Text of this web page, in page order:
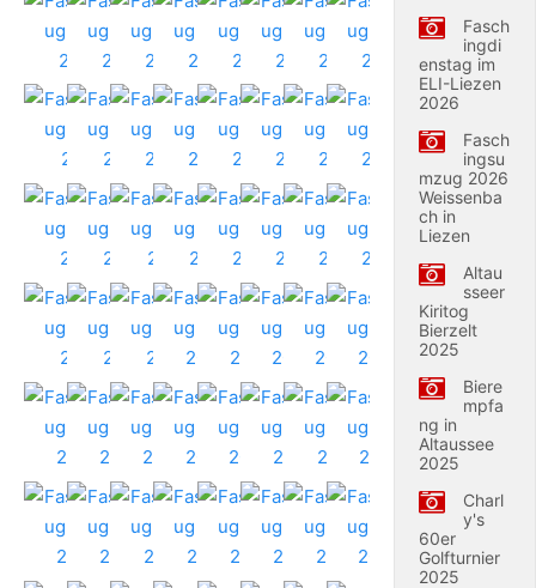
Fasch
ingdi
enstag im
ELI-Liezen
2026
Fasch
ingsu
mzug 2026
Weissenba
ch in
Liezen
Altau
sseer
Kiritog
Bierzelt
2025
Biere
mpfa
ng in
Altaussee
2025
Charl
y's
60er
Golfturnier
2025